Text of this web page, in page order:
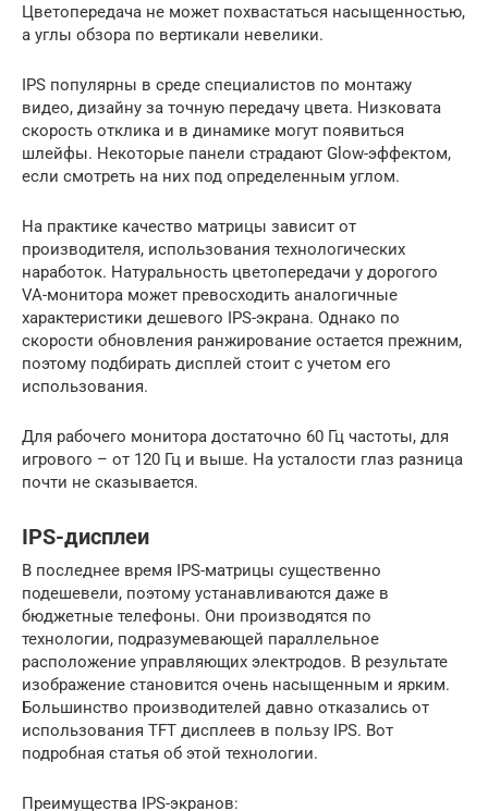
Цветопередача не может похвастаться насыщенностью,
а углы обзора по вертикали невелики.
IPS популярны в среде специалистов по монтажу
видео, дизайну за точную передачу цвета. Низковата
скорость отклика и в динамике могут появиться
шлейфы. Некоторые панели страдают Glow-эффектом,
если смотреть на них под определенным углом.
На практике качество матрицы зависит от
производителя, использования технологических
наработок. Натуральность цветопередачи у дорогого
VA-монитора может превосходить аналогичные
характеристики дешевого IPS-экрана. Однако по
скорости обновления ранжирование остается прежним,
поэтому подбирать дисплей стоит с учетом его
использования.
Для рабочего монитора достаточно 60 Гц частоты, для
игрового – от 120 Гц и выше. На усталости глаз разница
почти не сказывается.
IPS-дисплеи
В последнее время IPS-матрицы существенно
подешевели, поэтому устанавливаются даже в
бюджетные телефоны. Они производятся по
технологии, подразумевающей параллельное
расположение управляющих электродов. В результате
изображение становится очень насыщенным и ярким.
Большинство производителей давно отказались от
использования TFT дисплеев в пользу IPS. Вот
подробная статья об этой технологии.
Преимущества IPS-экранов: